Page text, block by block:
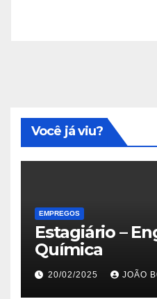
Você já viu?
EMPREGOS
Estagiário –
Química
20/02/2025 JOÃO